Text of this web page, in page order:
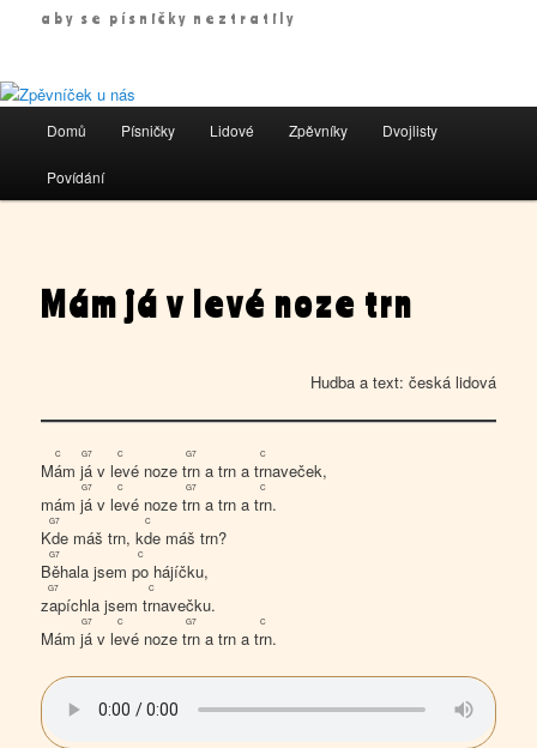
aby se písničky neztratily
navigační
Domů Písničky Lidové Zpěvníky Dvojlisty
Povídání
Mám já v levé noze trn
Hudba a text: česká lidová
Mám
C
já
G7
vlev
C
é nozetrn
G7
a trn atrn
C
aveček,
mámjá
G7
vlev
C
é nozetrn
G7
a trn atrn
C
.
Kde
G7
máš trn,kde
C
máš trn?
Běh
G7
ala jsempo
C
hájíčku,
zap
G7
íchla jsemtrn
C
avečku.
Mámjá
G7
vlev
C
é nozetrn
G7
a trn atrn
C
.